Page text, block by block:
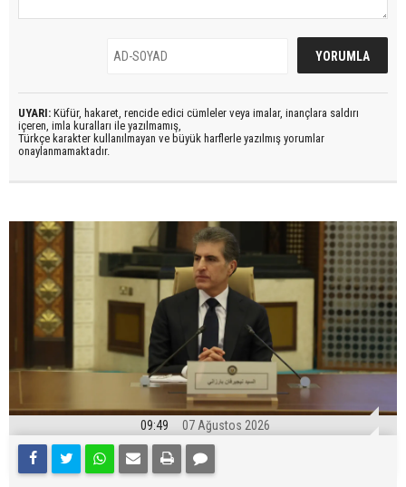
UYARI: Küfür, hakaret, rencide edici cümleler veya imalar, inançlara saldırı
içeren, imla kuralları ile yazılmamış,
Türkçe karakter kullanılmayan ve büyük harflerle yazılmış yorumlar
onaylanmamaktadır.
09:49 07 Ağustos 2026